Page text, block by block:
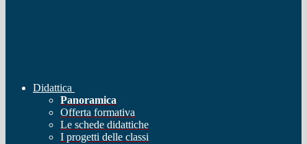
Didattica
Panoramica
Offerta formativa
Le schede didattiche
I progetti delle classi